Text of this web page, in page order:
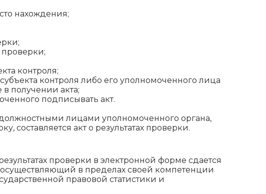
нахождения;
контроля;
контроля либо его уполномоченного лица
получении акта;
подписывать акт.
лицами уполномоченного органа,
составляется акт о результатах проверки.
проверки в электронной форме сдается
осуществляющий в пределах своей компетенции
правовой статистики и